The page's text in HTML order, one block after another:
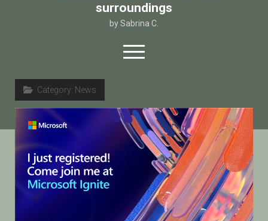
surroundings
by Sabrina C.
open
menu
Home
Chi sono
Contatto
Category: News